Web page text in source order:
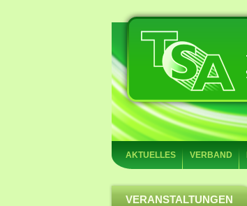
AKTUELLES VERBAND
VERANSTALTUNGEN